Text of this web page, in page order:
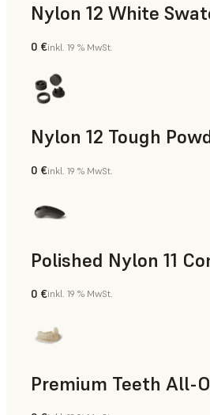
Nylon 12 White
SLS-Pulver
0 €inkl. 19 % MwSt.
SLS-Pulver
0 €inkl. 19 % MwSt.
Polished Nylon 11
SLS-Pulver
0 €inkl. 19 % MwSt.